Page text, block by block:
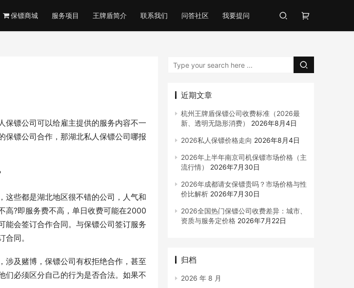
保镖商城 服务项目 王牌盾简介 联系我们 问答社区 我要提问
保镖公司可以给雇主提供的服务内容不一
保镖公司合作，那湖北私人保镖公司哪报
这些都是湖北地区很不错的公司，人气和
高?即服务费不高，单日收费可能在2000
能会签订合作合同。与保镖公司签订服务
同。
涉及赌博，保镖公司有权拒绝合作，甚至
们必须区分自己的行为是否合法。如果不
近期文章
杭州王牌盾保镖公司收费标准（2026最
新、透明无隐形消费）
2026年8月4日
2026私人保镖价格走向 2026年8月4日
2026年上半年南京司机保镖市场价格（主
流行情）
2026年7月30日
2026年成都请女保镖贵吗？市场价格与性
价比解析 2026年7月30日
2026全国热门保镖公司收费差异：城市、
资质与服务定价格 2026年7月22日
归档
2026 年 8 月